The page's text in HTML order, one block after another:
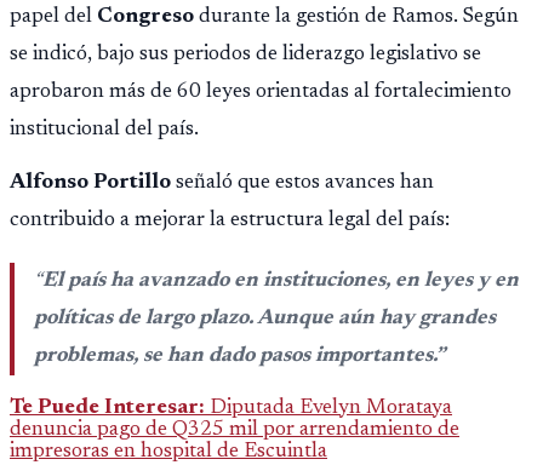
papel del Congreso durante la gestión de Ramos. Según
se indicó, bajo sus periodos de liderazgo legislativo se
aprobaron más de 60 leyes orientadas al fortalecimiento
institucional del país.
Alfonso Portillo señaló que estos avances han
contribuido a mejorar la estructura legal del país:
“El país ha avanzado en instituciones, en leyes y en
políticas de largo plazo. Aunque aún hay grandes
problemas, se han dado pasos importantes.”
Te Puede Interesar: Diputada Evelyn Morataya
denuncia pago de Q325 mil por arrendamiento de
impresoras en hospital de Escuintla